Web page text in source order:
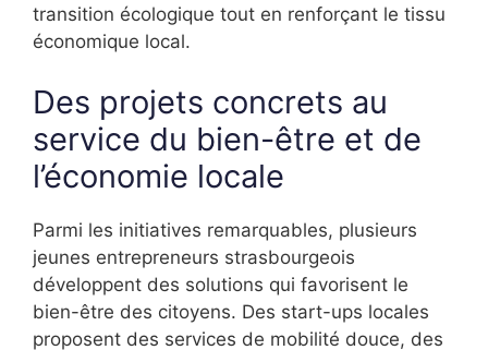
transition écologique tout en renforçant le tissu
économique local.
Des projets concrets au
service du bien-être et de
l’économie locale
Parmi les initiatives remarquables, plusieurs
jeunes entrepreneurs strasbourgeois
développent des solutions qui favorisent le
bien-être des citoyens. Des start-ups locales
proposent des services de mobilité douce, des